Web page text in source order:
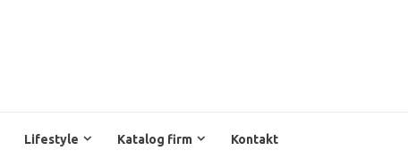
Lifestyle Katalog firm Kontakt